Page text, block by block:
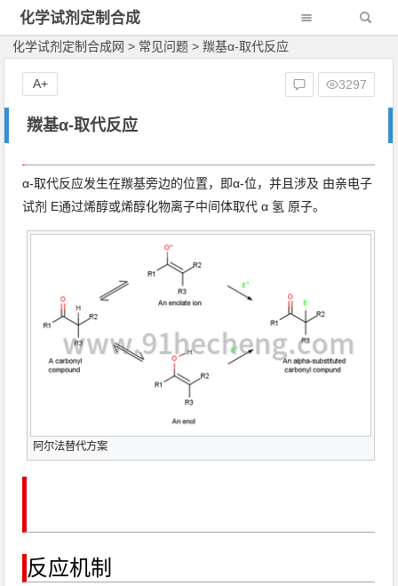
化学试剂定制合成
网
化学试剂定制合成网 > 常见问题 > 羰基α-取代反应
羰基α-取代反应
3297
A+
α-取代反应发生在羰基旁边的位置，即α-位，并且涉及 由亲电子
试剂 E通过烯醇或烯醇化物离子中间体取代 α 氢 原子。
阿尔法替代方案
反应机制